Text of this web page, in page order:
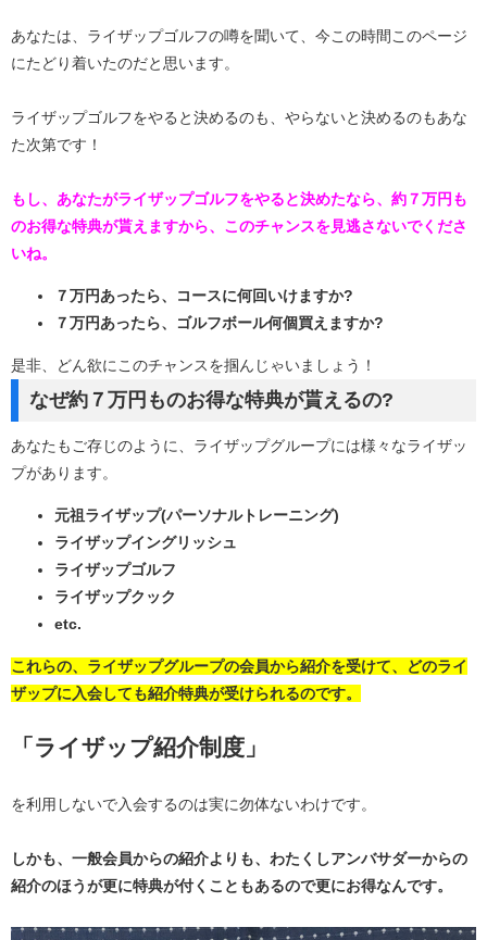
あなたは、ライザップゴルフの噂を聞いて、今この時間このページ
にたどり着いたのだと思います。
ライザップゴルフをやると決めるのも、やらないと決めるのもあな
た次第です！
もし、あなたがライザップゴルフをやると決めたなら、約７万円も
のお得な特典が貰えますから、このチャンスを見逃さないでくださ
いね。
７万円あったら、コースに何回いけますか?
７万円あったら、ゴルフボール何個買えますか?
是非、どん欲にこのチャンスを掴んじゃいましょう！
なぜ約７万円ものお得な特典が貰えるの?
あなたもご存じのように、ライザップグループには様々なライザッ
プがあります。
元祖ライザップ(パーソナルトレーニング)
ライザップイングリッシュ
ライザップゴルフ
ライザップクック
etc.
これらの、ライザップグループの会員から紹介を受けて、どのライ
ザップに入会しても紹介特典が受けられるのです。
「ライザップ紹介制度」
を利用しないで入会するのは実に勿体ないわけです。
しかも、一般会員からの紹介よりも、わたくしアンバサダーからの
紹介のほうが更に特典が付くこともあるので更にお得なんです。